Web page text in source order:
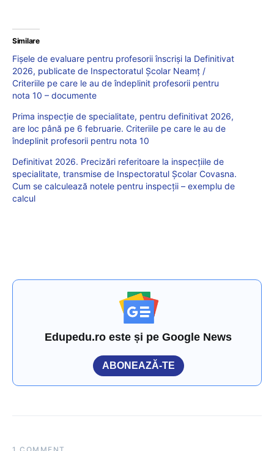
Similare
Fișele de evaluare pentru profesorii înscriși la Definitivat
2026, publicate de Inspectoratul Școlar Neamț /
Criteriile pe care le au de îndeplinit profesorii pentru
nota 10 – documente
Prima inspecție de specialitate, pentru definitivat 2026,
are loc până pe 6 februarie. Criteriile pe care le au de
îndeplinit profesorii pentru nota 10
Definitivat 2026. Precizări referitoare la inspecțiile de
specialitate, transmise de Inspectoratul Școlar Covasna.
Cum se calculează notele pentru inspecții – exemplu de
calcul
Edupedu.ro este și pe Google News
ABONEAZĂ-TE